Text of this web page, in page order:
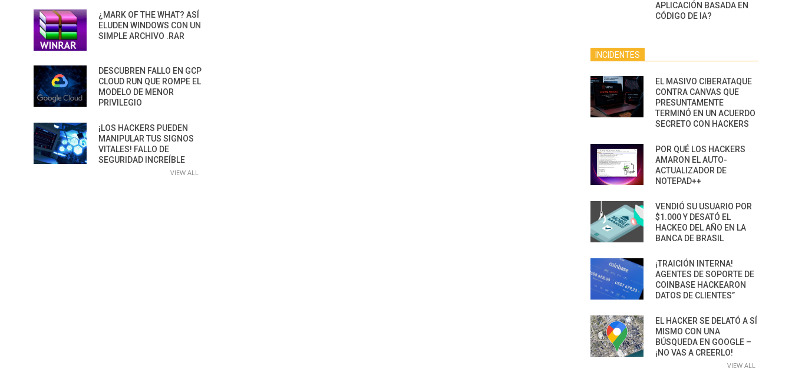
¿MARK OF THE WHAT? ASÍ
ELUDEN WINDOWS CON UN
SIMPLE ARCHIVO .RAR
DESCUBREN FALLO EN GCP
CLOUD RUN QUE ROMPE EL
MODELO DE MENOR
PRIVILEGIO
¡LOS HACKERS PUEDEN
MANIPULAR TUS SIGNOS
VITALES! FALLO DE
SEGURIDAD INCREÍBLE
VIEW ALL
APLICACIÓN BASADA EN
CÓDIGO DE IA?
INCIDENTES
EL MASIVO CIBERATAQUE
CONTRA CANVAS QUE
PRESUNTAMENTE
TERMINÓ EN UN ACUERDO
SECRETO CON HACKERS
POR QUÉ LOS HACKERS
AMARON EL AUTO-
ACTUALIZADOR DE
NOTEPAD++
VENDIÓ SU USUARIO POR
$1.000 Y DESATÓ EL
HACKEO DEL AÑO EN LA
BANCA DE BRASIL
¡TRAICIÓN INTERNA!
AGENTES DE SOPORTE DE
COINBASE HACKEARON
DATOS DE CLIENTES”
EL HACKER SE DELATÓ A SÍ
MISMO CON UNA
BÚSQUEDA EN GOOGLE –
¡NO VAS A CREERLO!
VIEW ALL